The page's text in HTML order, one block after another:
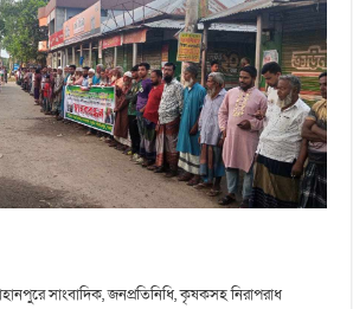
সাংবাদিক, জনপ্রতিনিধি, কৃষকসহ নিরাপরাধ